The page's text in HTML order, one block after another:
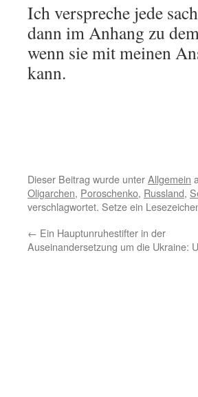
Ich verspreche jede
dann im Anhang zu
wenn sie mit meinen
kann.
Dieser Beitrag wurde unterAllgemein
Oligarchen, Poroschenko, Russland,
verschlagwortet. Setze ein
← Ein Hauptunruhestifter in der
Auseinandersetzung um die Ukraine: